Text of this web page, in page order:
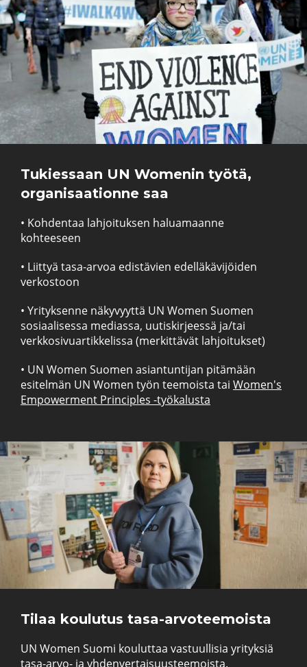
Tukiessaan UN Womenin työtä,
organisaationne saa
• Kohdentaa lahjoituksen haluamaanne
kohteeseen
• Liittyä tasa-arvoa edistävien edelläkävijöiden
verkostoon
• Yrityksenne näkyvyyttä UN Women Suomen
sosiaalisessa mediassa, uutiskirjeessä ja/tai
verkkosivuartikkelissa (merkittävät lahjoitukset)
• UN Women Suomen asiantuntijan pitämään
esitelmän UN Women työn teemoista tai Women's
Empowerment Principles -työkalusta
Tilaa koulutus tasa-arvoteemoista
UN Women Suomi kouluttaa vastuullisia yrityksiä
tasa-arvo- ja yhdenvertaisuusteemoista.